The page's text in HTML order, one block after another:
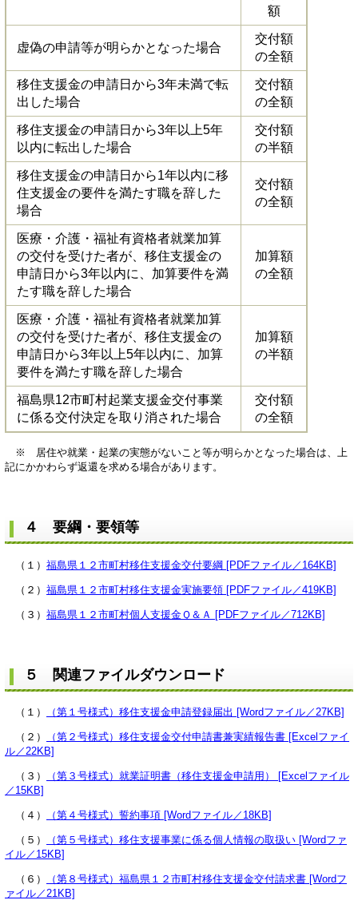
額
虚偽の申請等が明らかとなった場合
交付額
の全額
移住支援金の申請日から3年未満で転
出した場合
交付額
の全額
移住支援金の申請日から3年以上5年
以内に転出した場合
交付額
の半額
移住支援金の申請日から1年以内に移
住支援金の要件を満たす職を辞した
場合
交付額
の全額
医療・介護・福祉有資格者就業加算
の交付を受けた者が、移住支援金の
申請日から3年以内に、加算要件を満
たす職を辞した場合
加算額
の全額
医療・介護・福祉有資格者就業加算
の交付を受けた者が、移住支援金の
申請日から3年以上5年以内に、加算
要件を満たす職を辞した場合
加算額
の半額
福島県12市町村起業支援金交付事業
に係る交付決定を取り消された場合
交付額
の全額
※ 居住や就業・起業の実態がないこと等が明らかとなった場合は、上
記にかかわらず返還を求める場合があります。
４ 要綱・要領等
（１） 福島県１２市町村移住支援金交付要綱 [PDFファイル／164KB]
（２） 福島県１２市町村移住支援金実施要領 [PDFファイル／419KB]
（３） 福島県１２市町村個人支援金Ｑ＆Ａ [PDFファイル／712KB]
５ 関連ファイルダウンロード
（１） （第１号様式）移住支援金申請登録届出 [Wordファイル／27KB]
（２）
（第２号様式）移住支援金交付申請書兼実績報告書 [Excelファイ
ル／22KB]
（３）
（第３号様式）就業証明書（移住支援金申請用） [Excelファイル
／15KB]
（４） （第４号様式）誓約事項 [Wordファイル／18KB]
（５）
（第５号様式）移住支援事業に係る個人情報の取扱い [Wordファ
イル／15KB]
（６）
（第８号様式）福島県１２市町村移住支援金交付請求書 [Wordフ
ァイル／21KB]